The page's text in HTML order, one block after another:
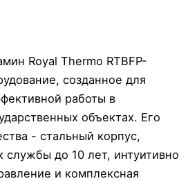
Royal Thermo RTBFP-
созданное для
работы в
объектах. Его
- стальный корпус,
службы до 10 лет, интуитивно
и комплексная